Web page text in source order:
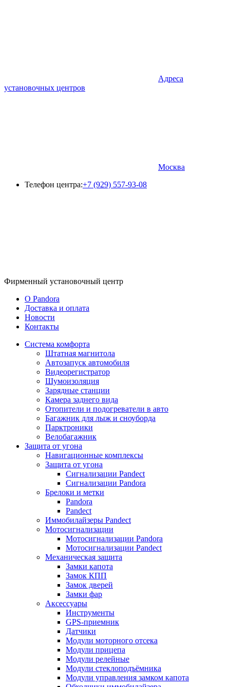
Адреса
установочных центров
Москва
Телефон центра:+7 (929) 557-93-08
Фирменный установочный центр
O Pandora
Доставка и оплата
Новости
Контакты
Система комфорта
Штатная магнитола
Автозапуск автомобиля
Видеорегистратор
Шумоизоляция
Зарядные станции
Камера заднего вида
Отопители и подогреватели в авто
Багажник для лыж и сноуборда
Парктроники
Велобагажник
Защита от угона
Навигационные комплексы
Защита от угона
Сигнализации Pandect
Сигнализации Pandora
Брелоки и метки
Pandora
Pandect
Иммобилайзеры Pandect
Мотосигнализации
Мотосигнализации Pandora
Мотосигнализации Pandect
Механическая защита
Замки капота
Замок КПП
Замок дверей
Замки фар
Аксессуары
Инструменты
GPS-приемник
Датчики
Модули моторного отсека
Модули прицепа
Модули релейные
Модули стеклоподъёмника
Модули управления замком капота